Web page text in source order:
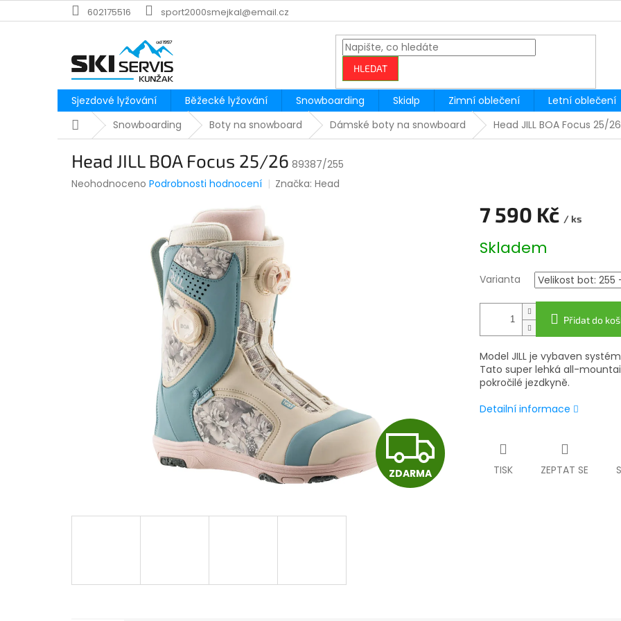
na
602175516 sport2000smejkal@email.cz
HLEDAT
Sjezdové lyžování Běžecké lyžování Snowboarding Skialp Zimní oblečení Letní oblečení
DomůSnowboarding Boty na snowboard Dámské boty na snowboard Head JILL BOA Focus 25/26
Head JILL BOA Focus 25/26 89387/255
Průměrné
Neohodnoceno Podrobnosti hodnocení Značka:Head
Z
D
ZDARMA
7 590 Kč / ks
cena:
Skladem
Varianta
Přidat do
Model JILL je vybaven
Tato super lehká all-
pokročilé jezdkyně.
Detailní informace
TISK ZEPTAT SE